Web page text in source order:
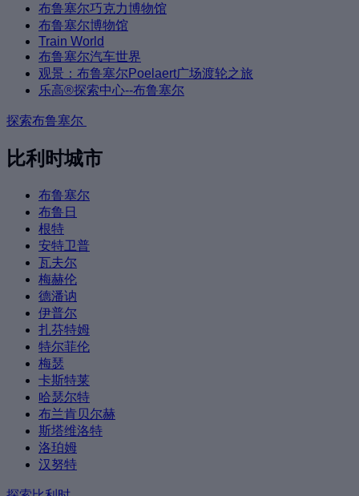
布鲁塞尔巧克力博物馆
布鲁塞尔博物馆
Train World
布鲁塞尔汽车世界
观景：布鲁塞尔Poelaert广场渡轮之旅
乐高®探索中心--布鲁塞尔
探索布鲁塞尔
比利时城市
布鲁塞尔
布鲁日
根特
安特卫普
瓦夫尔
梅赫伦
德潘讷
伊普尔
扎芬特姆
特尔菲伦
梅瑟
卡斯特莱
哈瑟尔特
布兰肯贝尔赫
斯塔维洛特
洛珀姆
汉努特